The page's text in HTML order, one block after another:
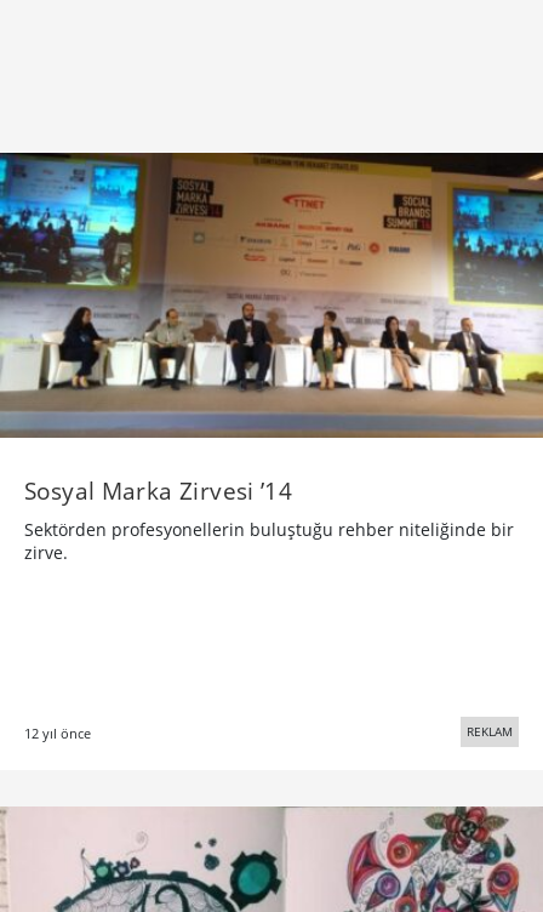
Sosyal Marka Zirvesi ’14
Sektörden profesyonellerin buluştuğu rehber niteliğinde bir
zirve.
12 yıl önce REKLAM